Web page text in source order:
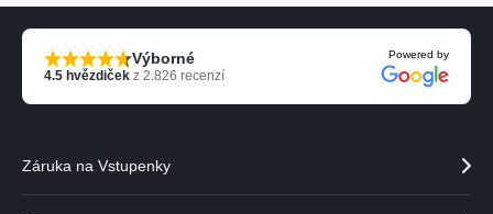
Výborné
4.5 hvězdiček z 2.826 recenzí
Powered by
Záruka na Vstupenky